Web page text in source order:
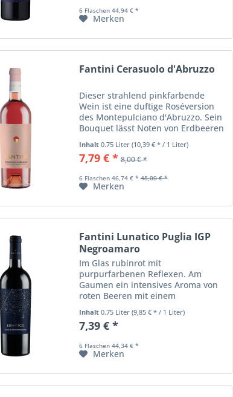
6 Flaschen 44,94 € *
Merken
Fantini Cerasuolo d'Abruzzo
Dieser strahlend pinkfarbende
Wein ist eine duftige Roséversion
des Montepulciano d'Abruzzo. Sein
Bouquet lässt Noten von Erdbeeren
erkennen, ist intensiv und
nachhaltig. Am Gaumen zeigt er
sich wunderbar ausgewogen, weich
Inhalt 0.75 Liter (10,39 € * / 1 Liter)
7,79 € * 8,00 € *
6 Flaschen 46,74 € * 48,00 € *
Merken
Fantini Lunatico Puglia IGP
Negroamaro
Im Glas rubinrot mit
purpurfarbenen Reflexen. Am
Gaumen ein intensives Aroma von
roten Beeren mit einem
balsamischen und floralen Hauch.
Warm und langanhaltend mit
einem tollen Nachhall.
Inhalt 0.75 Liter (9,85 € * / 1 Liter)
7,39 € *
6 Flaschen 44,34 € *
Merken